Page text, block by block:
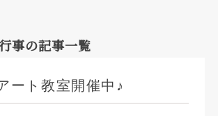
事の記事一覧
ート教室開催中♪